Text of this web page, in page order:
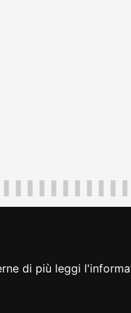
di più leggi
cambio preferenze cookie